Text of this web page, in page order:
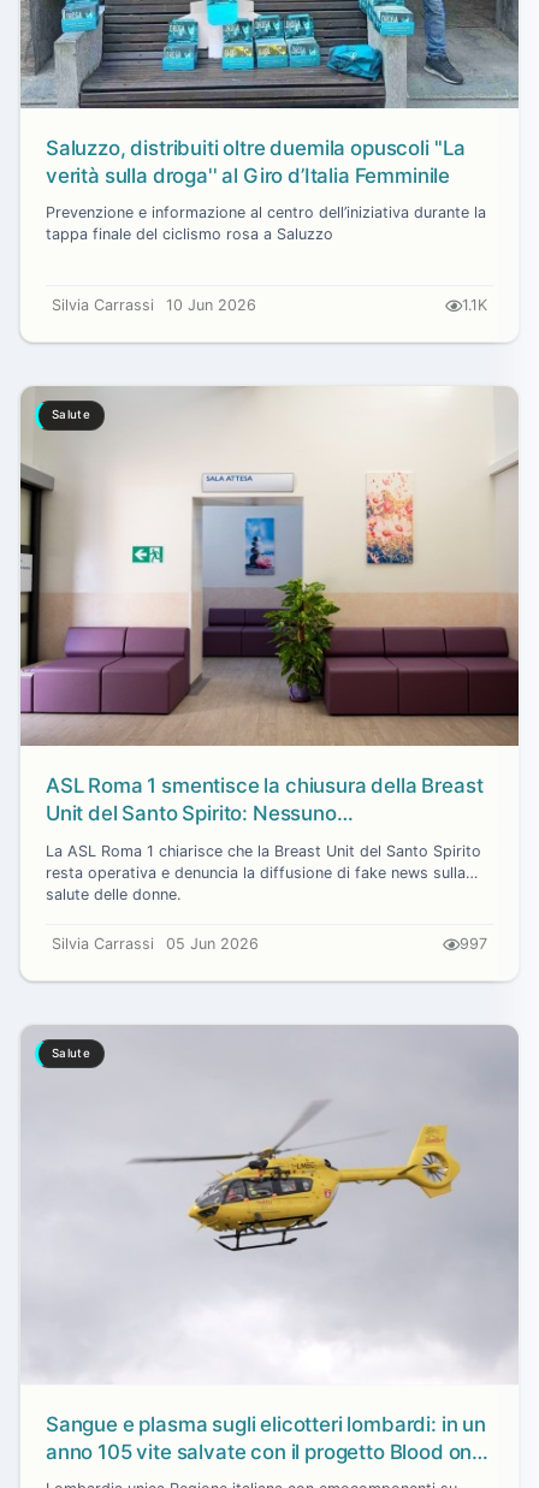
Saluzzo, distribuiti oltre duemila opuscoli ''La
verità sulla droga'' al Giro d’Italia Femminile
Prevenzione e informazione al centro dell’iniziativa durante la
tappa finale del ciclismo rosa a Saluzzo
Silvia Carrassi 10 Jun 2026 1.1K
Salute
ASL Roma 1 smentisce la chiusura della Breast
Unit del Santo Spirito: Nessuno
smantellamento
La ASL Roma 1 chiarisce che la Breast Unit del Santo Spirito
resta operativa e denuncia la diffusione di fake news sulla
salute delle donne.
Silvia Carrassi 05 Jun 2026 997
Salute
Sangue e plasma sugli elicotteri lombardi: in un
anno 105 vite salvate con il progetto Blood on
Board